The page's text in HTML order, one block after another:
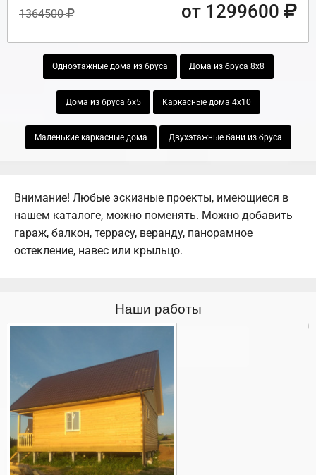
1364500 от 1299600
Одноэтажные дома из бруса Дома из бруса 8х8
Дома из бруса 6х5 Каркасные дома 4х10
Маленькие каркасные дома Двухэтажные бани из бруса
Внимание! Любые эскизные проекты, имеющиеся в
нашем каталоге, можно поменять. Можно добавить
гараж, балкон, террасу, веранду, панорамное
остекление, навес или крыльцо.
Наши работы